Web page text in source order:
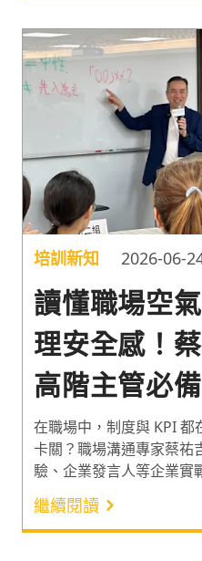
培訓新知 2026-06-
讀懂職場空
理安全感！
高階主管必
溝通策略
在職場中，制度與 KPI
卡關？職場溝通專家蔡祐
驗、企業發言人等企業實
於心理安全感，高心理安
多。蔡祐吉老師將理論濃
活動也藉由空氣解碼、溝
繼續閱讀